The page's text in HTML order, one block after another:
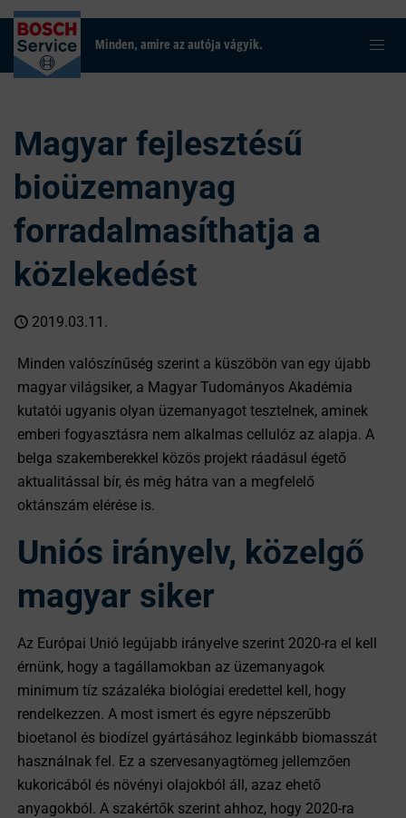
Minden, amire az autója vágyik.
Magyar fejlesztésű
bioüzemanyag
forradalmasíthatja a
közlekedést
2019.03.11.
Minden valószínűség szerint a küszöbön van egy újabb
magyar világsiker, a Magyar Tudományos Akadémia
kutatói ugyanis olyan üzemanyagot tesztelnek, aminek
emberi fogyasztásra nem alkalmas cellulóz az alapja. A
belga szakemberekkel közös projekt ráadásul égető
aktualitással bír, és még hátra van a megfelelő
oktánszám elérése is.
Uniós irányelv, közelgő
magyar siker
Az Európai Unió legújabb irányelve szerint 2020-ra el kell
érnünk, hogy a tagállamokban az üzemanyagok
minimum tíz százaléka biológiai eredettel kell, hogy
rendelkezzen. A most ismert és egyre népszerűbb
bioetanol és biodízel gyártásához leginkább biomasszát
használnak fel. Ez a szervesanyagtömeg jellemzően
kukoricából és növényi olajokból áll, azaz ehető
anyagokból. A szakértők szerint ahhoz, hogy 2020-ra